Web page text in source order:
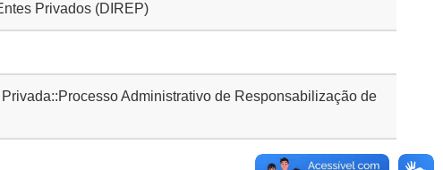
Privados (DIREP)
Administrativo de Responsabilização de